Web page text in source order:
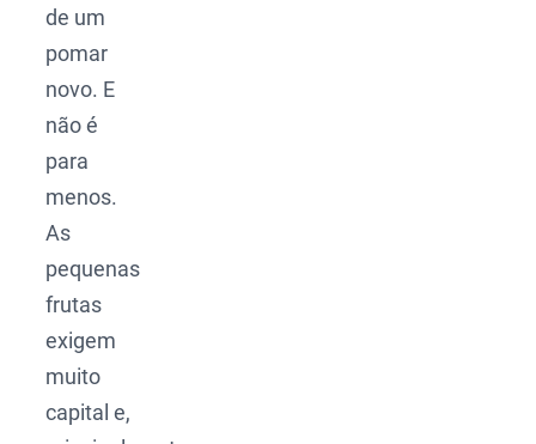
de um
pomar
novo. E
não é
para
menos.
As
pequenas
frutas
exigem
muito
capital e,